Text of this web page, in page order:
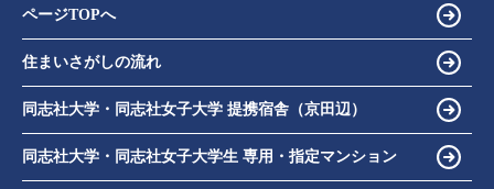
ページTOPへ
住まいさがしの流れ
同志社大学・同志社女子大学 提携宿舎（京田辺）
同志社大学・同志社女子大学生 専用・指定マンション